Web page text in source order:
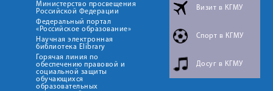
Министерство просвещения
Российской Федерации
Федеральный портал
«Российское образование»
Научная электронная
библиотека Elibrary
Горячая линия по
обеспечению правовой и
социальной защиты
обучающихся
образовательных
Визит в КГМУ
Спорт в КГМУ
Досуг в КГМУ